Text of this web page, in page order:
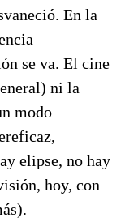
En la
se va. El cine
ni la
modo
elipse, no hay
hoy, con